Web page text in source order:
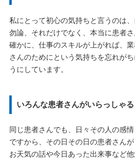
私にとって初心の気持ちと言うのは
勿論、それだけでなく、本当に患者
確かに、仕事のスキルが上がれば、
さんのためにという気持ちを忘れが
うにしています。
いろんな患者さんがいらっしゃ
同じ患者さんでも、日々その人の感
ですから、その日その日の患者さん
お天気の話や今日あった出来事など